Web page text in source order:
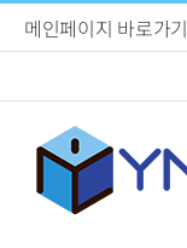
메인페이지 바로가기